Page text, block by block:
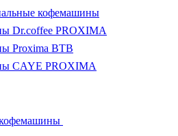
кофемашины
Dr.coffee PROXIMA
Proxima BTB
CAYE PROXIMA